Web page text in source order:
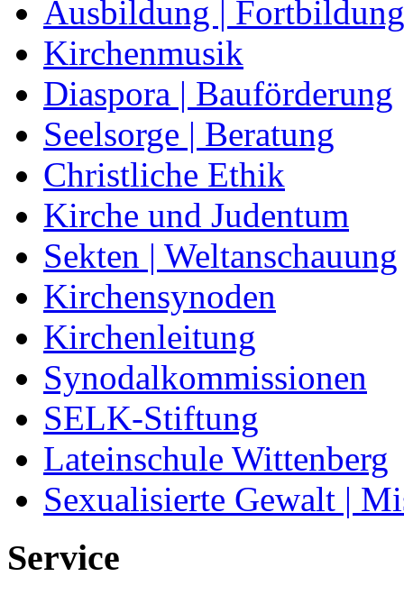
Ausbildung | Fortbildung
Kirchenmusik
Diaspora | Bauförderung
Seelsorge | Beratung
Christliche Ethik
Kirche und Judentum
Sekten | Weltanschauung
Kirchensynoden
Kirchenleitung
Synodalkommissionen
SELK-Stiftung
Lateinschule Wittenberg
Sexualisierte Gewalt |
Service